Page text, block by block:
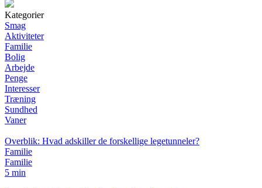
Kategorier
Smag
Aktiviteter
Familie
Bolig
Arbejde
Penge
Interesser
Træning
Sundhed
Vaner
Overblik: Hvad adskiller de forskellige legetunneler?
Familie
Familie
5 min